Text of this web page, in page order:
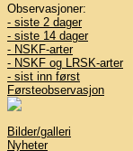
Observasjoner:
- siste 2 dager
- siste 14 dager
- NSKF-arter
- NSKF og LRSK-arter
- sist inn først
Førsteobservasjon
Bilder/galleri
Nyheter